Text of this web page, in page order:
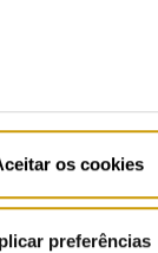
os cookies
preferências
or enquiry